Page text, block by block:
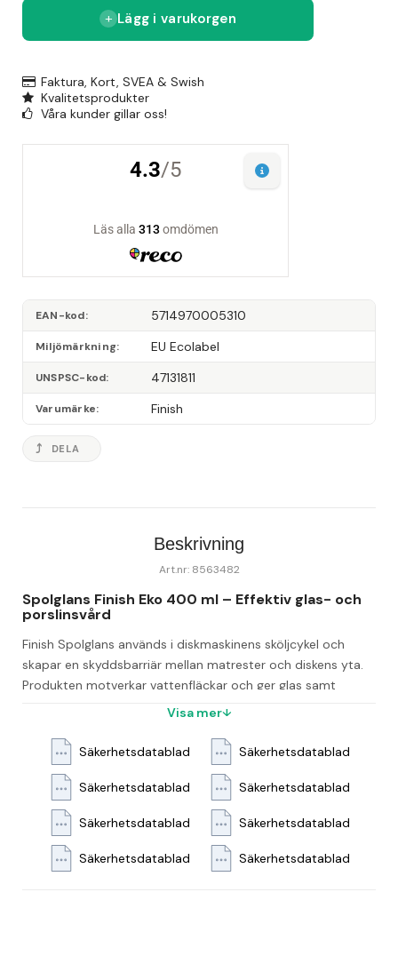
Lägg i varukorgen
Faktura, Kort, SVEA & Swish
Kvalitetsprodukter
Våra kunder gillar oss!
EAN-kod 5714970005310
Miljömärkning EU Ecolabel
UNSPSC-kod 47131811
Varumärke Finish
DELA
Beskrivning
Art.nr: 8563482
Spolglans Finish Eko 400 ml – Effektiv glas- och
porslinsvård
Finish Spolglans används i diskmaskinens sköljcykel och
skapar en skyddsbarriär mellan matrester och diskens yta.
Produkten motverkar vattenfläckar och ger glas samt
porslin en vacker och skinande glans.
Utöver att förbättra disken synligt, kortar spolglansen även
ner torktiden på disken, vilket gör den både praktisk och
effektiv i användning.
Vanliga frågor
Vad är Finish Spolglans Finish Eko 400 ml
anpassad för?
Visa mer
Säkerhetsdatablad Säkerhetsdatablad
Säkerhetsdatablad Säkerhetsdatablad
Säkerhetsdatablad Säkerhetsdatablad
Säkerhetsdatablad Säkerhetsdatablad